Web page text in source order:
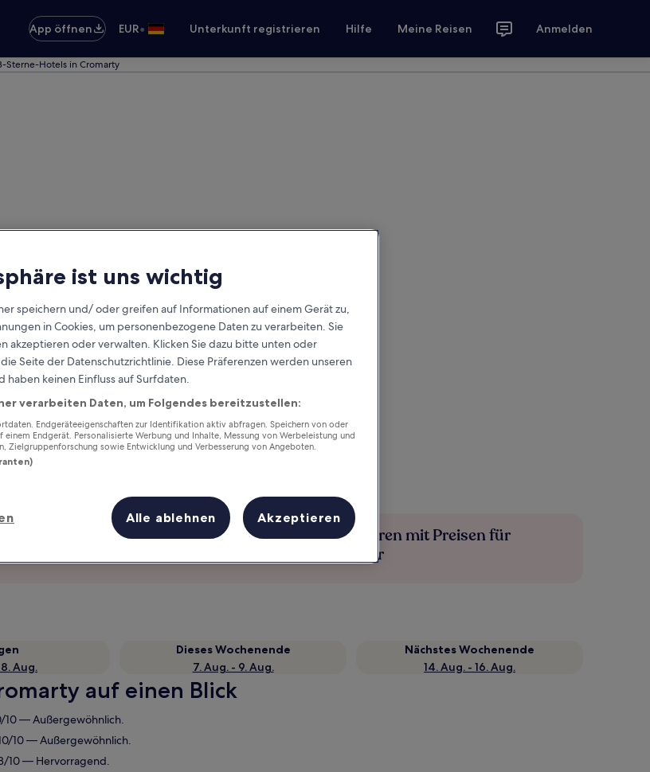
App öffnen EUR• Unterkunft registrieren Hilfe Meine Reisen Anmelden
Sterne-Hotels in Cromarty
Verdiene Prämien für jede
Mehr sparen mit Preisen für
Mitglieder
Aug.
Dieses Wochenende
7. Aug. - 9. Aug.
Nächstes Wochenende
14. Aug. - 16. Aug.
auf einen Blick
10 — Außergewöhnlich.
10 — Außergewöhnlich.
10 — Hervorragend.
ist uns wichtig
speichern und/ oder greifen auf Informationen auf einem Gerät zu,
in Cookies, um personenbezogene Daten zu verarbeiten. Sie
akzeptieren oder verwalten. Klicken Sie dazu bitte unten oder
Seite der Datenschutzrichtlinie. Diese Präferenzen werden unseren
haben keinen Einfluss auf Surfdaten.
verarbeiten Daten, um Folgendes bereitzustellen:
Endgeräteeigenschaften zur Identifikation aktiv abfragen. Speichern von oder
Endgerät. Personalisierte Werbung und Inhalte, Messung von Werbeleistung und
Zielgruppenforschung sowie Entwicklung und Verbesserung von Angeboten.
Alle ablehnen Akzeptieren